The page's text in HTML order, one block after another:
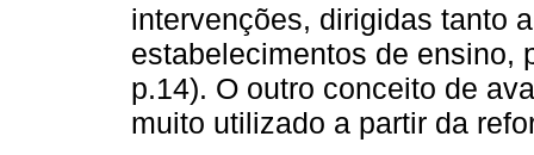
intervenções, dirigidas tanto
estabelecimentos de ensino,
p.14). O outro conceito de
muito utilizado a partir da